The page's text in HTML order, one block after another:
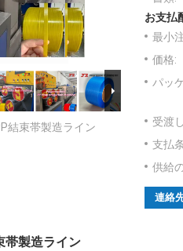
結束帯製造ライン
お支払
最小
価格:
パッ
受渡
支払
供給
連絡
帯製造ライン